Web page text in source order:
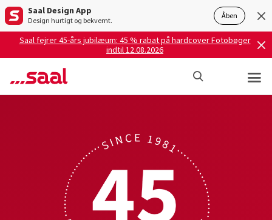
Saal Design App
Design hurtigt og bekvemt. Åben
Saal fejrer 45-års jubilæum: 45 % rabat på hardcover Fotobøger
indtil 12.08.2026